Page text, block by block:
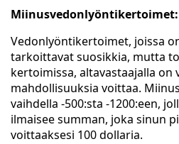
Miinusvedonlyöntikertoimet:
Vedonlyöntikertoimet, joissa
tarkoittavat suosikkia, mutta
kertoimissa, altavastaajalla on
mahdollisuuksia voittaa.
vaihdella -500:sta -1200:een,
ilmaisee summan, joka sinun
voittaaksesi 100 dollaria.